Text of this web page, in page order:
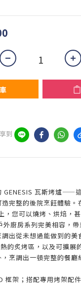
到
GENESIS 瓦斯烤爐——
完整的後院烹飪體驗。
，您可以燒烤、烘焙，
外廚房系列完美相容，
出從未想過能做到的美
的炙烤區，以及可擴
烹調出一頓完整的餐廳
框架；搭配專用烤架配